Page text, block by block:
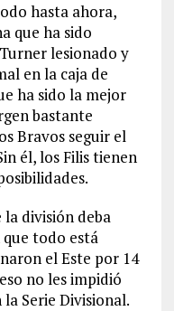
hasta ahora,
que ha sido
lesionado y
en la caja de
ha sido la mejor
bastante
Bravos seguir el
él, los Filis tienen
división deba
que todo está
el Este por 14
no les impidió
Serie Divisional.